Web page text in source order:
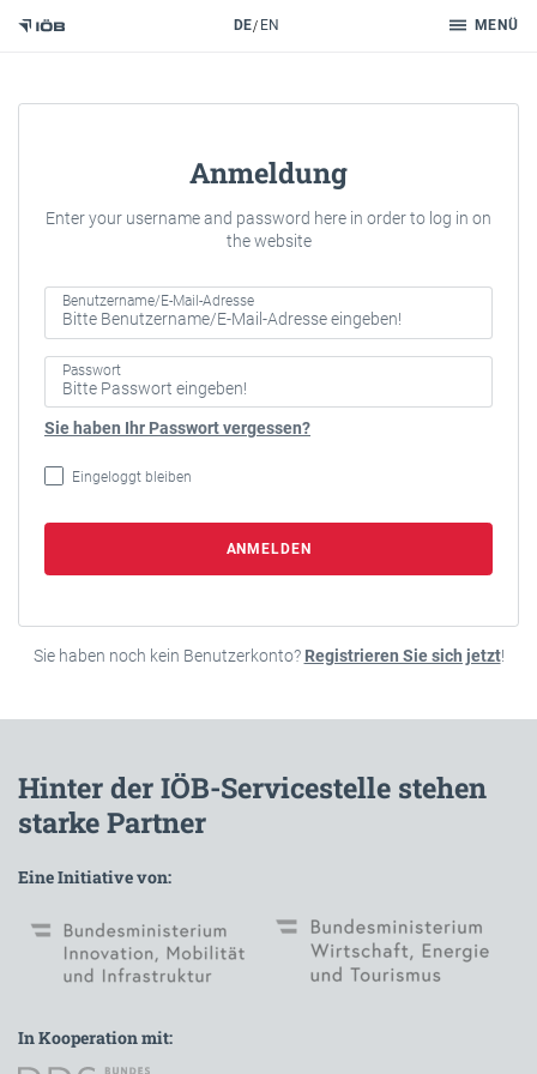
DE EN MENÜ
Anmeldung
Enter your username and password here in order to log in on
the website
Benutzername/E-Mail-Adresse
Passwort
Sie haben Ihr Passwort vergessen?
Eingeloggt bleiben
ANMELDEN
Sie haben noch kein Benutzerkonto? Registrieren Sie sich jetzt!
Hinter der IÖB-Servicestelle stehen
starke Partner
Eine Initiative von:
In Kooperation mit: